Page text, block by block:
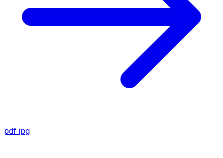
pdf jpg